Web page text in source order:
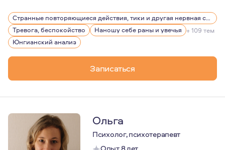
Сферой моих профессиональных интересов и целью
Так же в сферу моей деятельности входят:
Считаю, что в работе важно найти свой метод, свой
Основные слова, которые могут меня
Год рождения — 1982.
Странные повторяющиеся действия, тики и другая нервная симптоматика
Тревога, беспокойство
Наношу себе раны и увечья + 109 тем
Юнгианский анализ
Записаться
Ольга
Психолог, психотерапевт